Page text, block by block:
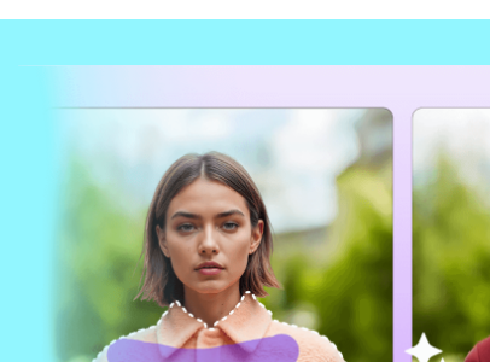
Usługi edycji zdjęć
ślubnych
wstępnych LR
Tekstury
Ps Akcje
Ps